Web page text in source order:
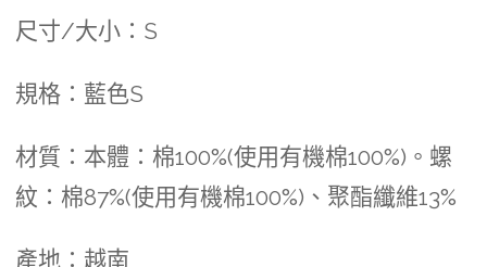
尺寸/大小：S
規格：藍色S
材質：本體：棉100%(使用有機棉100%)。螺
紋：棉87%(使用有機棉100%)、聚酯纖維13%
產地：越南